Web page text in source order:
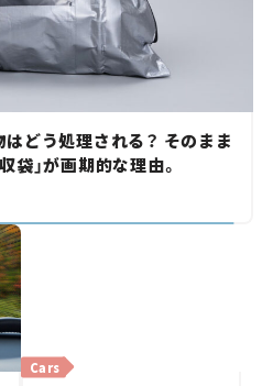
どう処理される？ そのまま
袋」が画期的な理由。
Cars